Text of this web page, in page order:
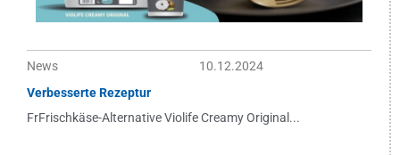
News
10.12.2024
Verbesserte Rezeptur
FrFrischkäse-Alternative Violife Creamy Original...